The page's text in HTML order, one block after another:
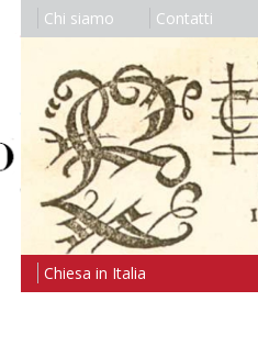
Chi siamo Contatti
Chiesa in Italia